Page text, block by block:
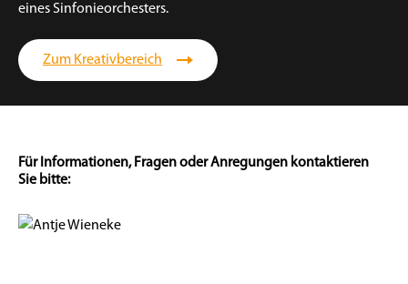
eines Sinfonieorchesters.
Zum Kreativbereich
Für Informationen, Fragen oder Anregungen kontaktieren
Sie bitte: